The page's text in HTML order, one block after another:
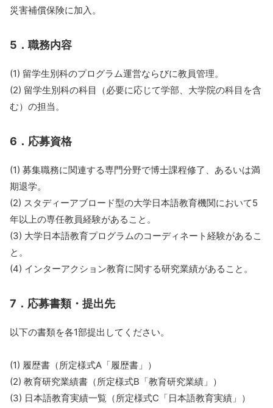
災害補償保険に加入。
5．職務内容
(1) 留学生別科のプログラム運営ならびに教員管理。
(2) 留学生別科の科目（必要に応じて学部、大学院の科目を含
む）の担当。
6．応募資格
(1) 募集職務に関連する専門分野で博士課程修了、あるいは満
期退学。
(2) スタディーアブロード型の大学日本語教育機関において5
年以上の専任教員経験があること。
(3) 大学日本語教育プログラムのコーディネート経験があるこ
と。
(4) インターアクション教育に関する研究業績があること。
7．応募書類・提出先
以下の書類を各1部提出してください。
(1) 履歴書（所定様式A「履歴書」）
(2) 教育研究業績書（所定様式B「教育研究業績」）
(3) 日本語教育実績一覧（所定様式C「日本語教育実績」）